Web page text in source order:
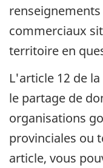
commerciaux
territoire en
L'article 12 de la
le partage de
organisations
provinciales ou
article, vous